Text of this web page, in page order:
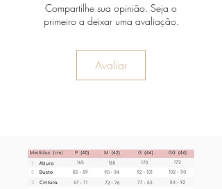
Compartilhe sua opinião. Seja o
primeiro a deixar uma avaliação.
Avaliar